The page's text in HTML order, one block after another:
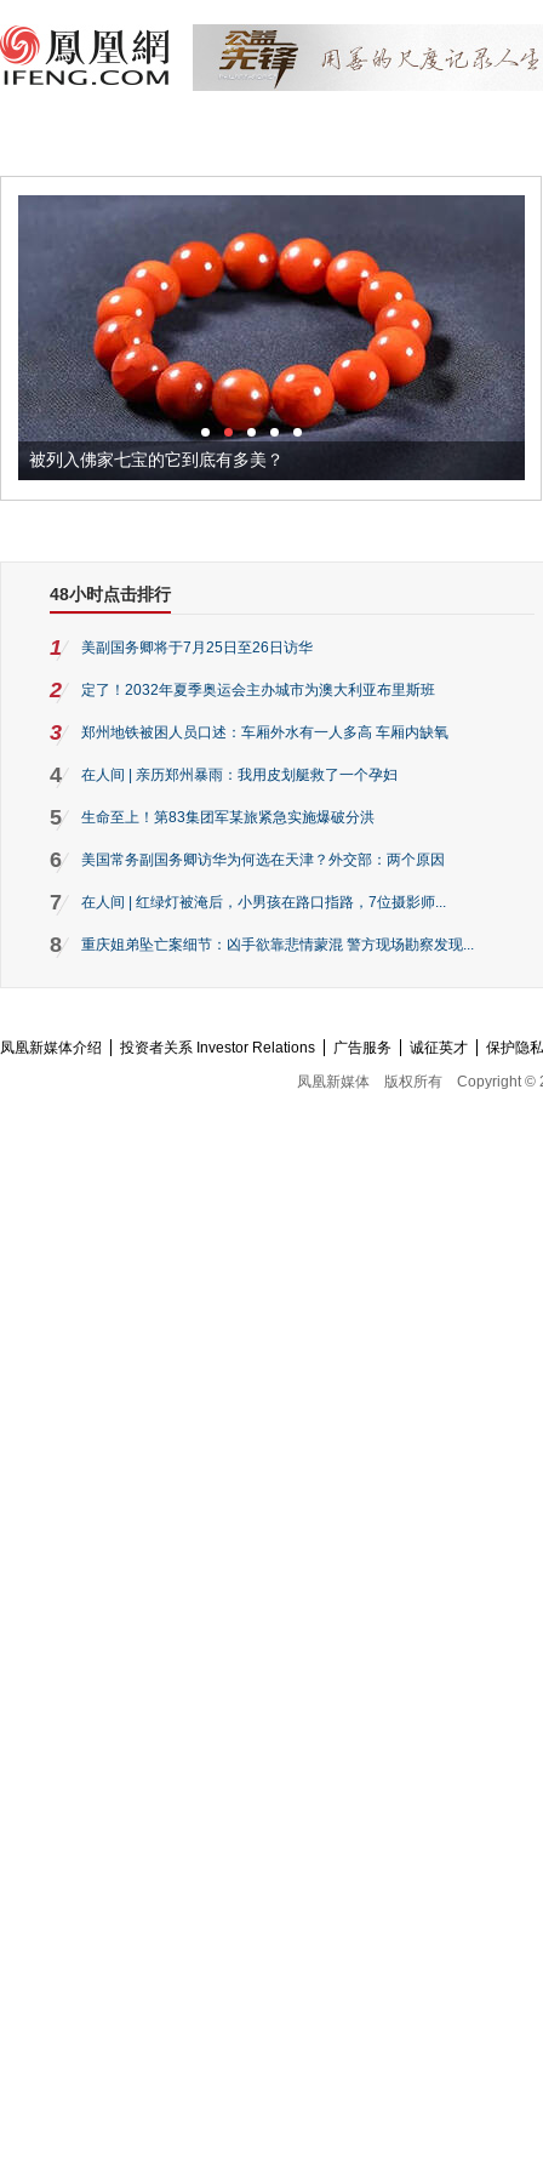
被列入佛家七宝的它到底有多美？
48小时点击排行
1 美副国务卿将于7月25日至26日访华
2 定了！2032年夏季奥运会主办城市为澳大利亚布里斯班
3 郑州地铁被困人员口述：车厢外水有一人多高 车厢内缺氧
4 在人间 | 亲历郑州暴雨：我用皮划艇救了一个孕妇
5 生命至上！第83集团军某旅紧急实施爆破分洪
6 美国常务副国务卿访华为何选在天津？外交部：两个原因
7 在人间 | 红绿灯被淹后，小男孩在路口指路，7位摄影师...
8 重庆姐弟坠亡案细节：凶手欲靠悲情蒙混 警方现场勘察发现...
凤凰新媒体介绍 投资者关系 Investor Relations 广告服务 诚征英才
保护隐
凤凰新媒体
版权所有 Copyright ©